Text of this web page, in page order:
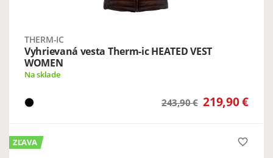
THERM-IC
Vyhrievaná vesta Therm-ic HEATED VEST
WOMEN
Na sklade
243,90 € 219,90 €
ZĽAVA favorite_border